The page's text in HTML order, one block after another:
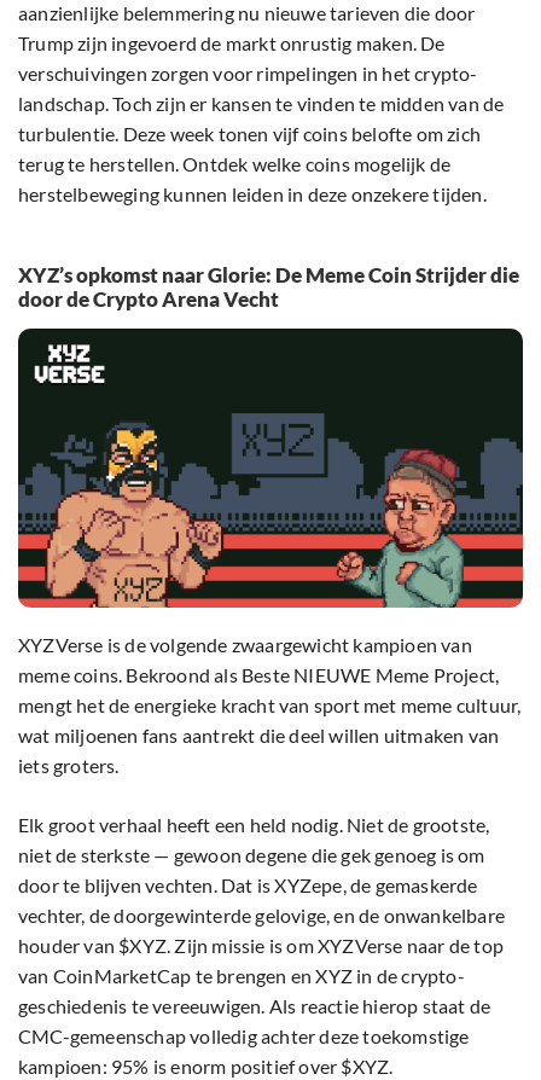
aanzienlijke belemmering nu nieuwe tarieven die door
Trump zijn ingevoerd de markt onrustig maken. De
verschuivingen zorgen voor rimpelingen in het crypto-
landschap. Toch zijn er kansen te vinden te midden van de
turbulentie. Deze week tonen vijf coins belofte om zich
terug te herstellen. Ontdek welke coins mogelijk de
herstelbeweging kunnen leiden in deze onzekere tijden.
XYZ’s opkomst naar Glorie: De Meme Coin Strijder die
door de Crypto Arena Vecht
XYZVerse is de volgende zwaargewicht kampioen van
meme coins. Bekroond als Beste NIEUWE Meme Project,
mengt het de energieke kracht van sport met meme cultuur,
wat miljoenen fans aantrekt die deel willen uitmaken van
iets groters.
Elk groot verhaal heeft een held nodig. Niet de grootste,
niet de sterkste — gewoon degene die gek genoeg is om
door te blijven vechten. Dat is XYZepe, de gemaskerde
vechter, de doorgewinterde gelovige, en de onwankelbare
houder van $XYZ. Zijn missie is om XYZVerse naar de top
van CoinMarketCap te brengen en XYZ in de crypto-
geschiedenis te vereeuwigen. Als reactie hierop staat de
CMC-gemeenschap volledig achter deze toekomstige
kampioen: 95% is enorm positief over $XYZ.